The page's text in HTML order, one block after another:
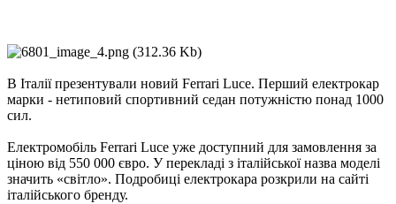
В Італії презентували новий Ferrari Luce. Перший електрокар
марки - нетиповий спортивний седан потужністю понад 1000
сил.
Електромобіль Ferrari Luce уже доступний для замовлення за
ціною від 550 000 євро. У перекладі з італійської назва моделі
значить «світло». Подробиці електрокара розкрили на сайті
італійського бренду.